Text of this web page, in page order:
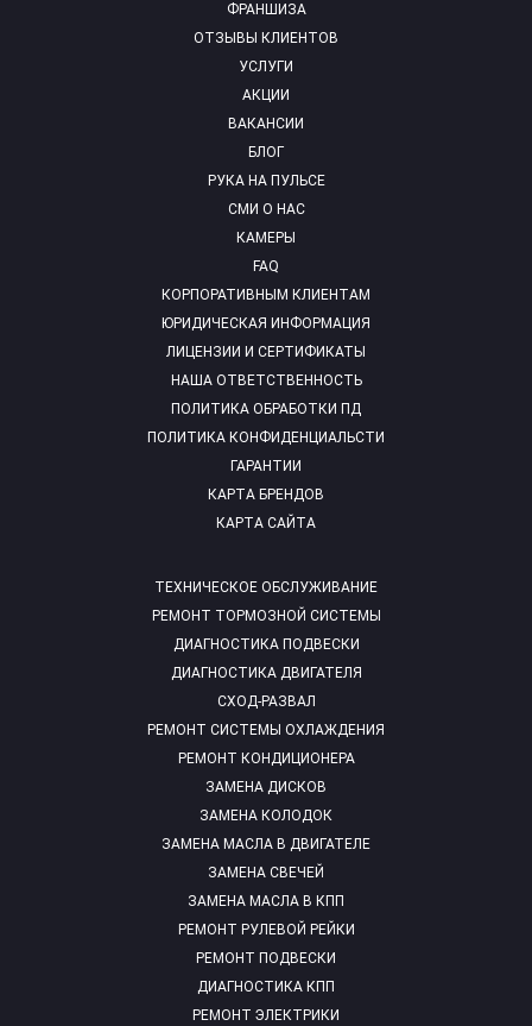
ФРАНШИЗА
ОТЗЫВЫ КЛИЕНТОВ
УСЛУГИ
АКЦИИ
ВАКАНСИИ
БЛОГ
РУКА НА ПУЛЬСЕ
СМИ О НАС
КАМЕРЫ
FAQ
ТЕХНИЧЕСКОЕ ОБСЛУЖИВАНИЕ
РЕМОНТ ТОРМОЗНОЙ СИСТЕМЫ
ДИАГНОСТИКА ПОДВЕСКИ
ДИАГНОСТИКА ДВИГАТЕЛЯ
СХОД-РАЗВАЛ
РЕМОНТ СИСТЕМЫ ОХЛАЖДЕНИЯ
РЕМОНТ КОНДИЦИОНЕРА
ЗАМЕНА ДИСКОВ
ЗАМЕНА КОЛОДОК
ЗАМЕНА МАСЛА В ДВИГАТЕЛЕ
ЗАМЕНА СВЕЧЕЙ
ЗАМЕНА МАСЛА В КПП
РЕМОНТ РУЛЕВОЙ РЕЙКИ
РЕМОНТ ПОДВЕСКИ
ДИАГНОСТИКА КПП
РЕМОНТ ЭЛЕКТРИКИ
КОРПОРАТИВНЫМ КЛИЕНТАМ
ЮРИДИЧЕСКАЯ ИНФОРМАЦИЯ
ЛИЦЕНЗИИ И СЕРТИФИКАТЫ
НАША ОТВЕТСТВЕННОСТЬ
ПОЛИТИКА ОБРАБОТКИ ПД
ПОЛИТИКА КОНФИДЕНЦИАЛЬСТИ
ГАРАНТИИ
КАРТА БРЕНДОВ
КАРТА САЙТА